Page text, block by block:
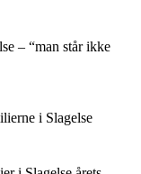
– “man står ikke
i Slagelse